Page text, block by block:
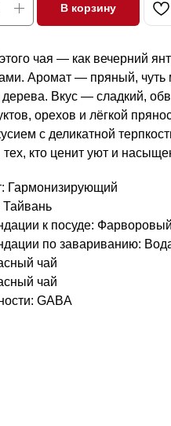
В корзину
чая — как вечерний
Аромат — пряный,
дерева. Вкус — сладкий,
орехов и лёгкой
с деликатной
кто ценит уют и
Гармонизирующий
к посуде:
по завариванию:
чай
чай
GABA